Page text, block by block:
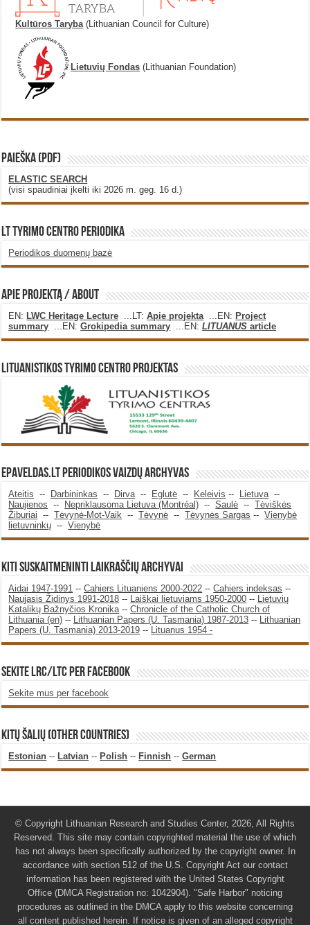
Kultūros Taryba (Lithuanian Council for Culture)
Lietuvių Fondas (Lithuanian Foundation)
PAIEŠKA (PDF)
ELASTIC SEARCH
(visi spaudiniai įkelti iki 2026 m. geg. 16 d.)
LT Tyrimo Centro Periodika
Periodikos duomenų bazė
Apie projektą / About
EN: LWC Heritage Lecture ...LT:Apie projekta ...EN: Project
summary ...EN:Grokipedia summary ...EN:LITUANUS article
Lituanistikos Tyrimo Centro Projektas
Epaveldas.LT periodikos vaizdų archyvas
Ateitis -- Darbininkas -- Dirva -- Eglutė -- Keleivis -- Lietuva --
Naujienos -- Nepriklausoma Lietuva (Montréal) --Saulė --Tėviškės
Žiburiai --Tėvynė-Mot-Vaik --Tėvynė --Tėvynės Sargas --Vienybė
lietuvninkų --Vienybė
KITI SUSKAITMENINTI LAIKRAŠČIŲ ARCHYVAI
Aidai 1947-1991 --Cahiers Lituaniens 2000-2022 --Cahiers indeksas --
Naujasis Židinys 1991-2018 -- Laiškai lietuviams 1950-2000 --
Lietuvių
Katalikų Bažnyčios Kronika --Chronicle of the Catholic Church of
Lithuania (en) -- Lithuanian Papers (U. Tasmania) 1987-2013 --
Lithuanian
Papers (U. Tasmania) 2013-2019 -- Lituanus 1954 -
SEKITE LRC/LTC PER FACEBOOK
Sekite mus per facebook
KITŲ ŠALIŲ (OTHER COUNTRIES)
Estonian -- Latvian -- Polish -- Finnish --German
© Copyright Lithuanian Research and Studies Center, 2026, All Rights
Reserved. This site may contain copyrighted material the use of which
has not always been specifically authorized by the copyright owner. In
accordance with section 512 of the U.S. Copyright Act our contact
information has been registered with the United States Copyright
Office (DMCA Registration no: 1042904). "Safe Harbor" noticing
procedures as outlined in the DMCA apply to this website concerning
all content published herein. If notice is given of an alleged copyright